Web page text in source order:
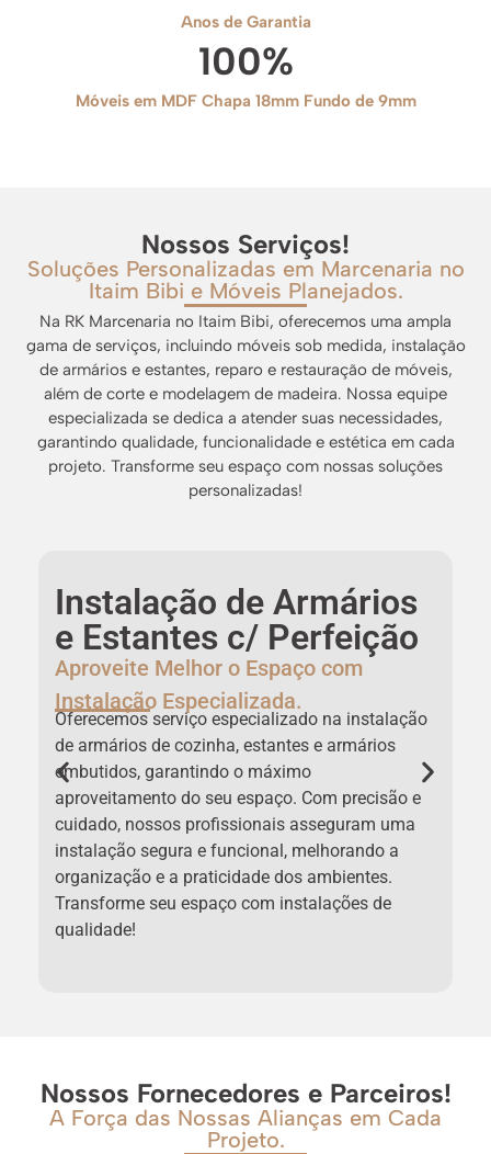
Anos de Garantia
Móveis em MDF Chapa 18mm Fundo de 9mm
100%
Nossos Serviços!
Soluções Personalizadas em Marcenaria no
Itaim Bibi e Móveis Planejados.
Na RK Marcenaria no Itaim Bibi, oferecemos uma ampla
gama de serviços, incluindo móveis sob medida, instalação
de armários e estantes, reparo e restauração de móveis,
além de corte e modelagem de madeira. Nossa equipe
especializada se dedica a atender suas necessidades,
garantindo qualidade, funcionalidade e estética em cada
projeto. Transforme seu espaço com nossas soluções
personalizadas!
Instalação de Armários
e Estantes c/ Perfeição
Aproveite Melhor o Espaço com
Instalação Especializada.
Oferecemos serviço especializado na instalação
de armários de cozinha, estantes e armários
embutidos, garantindo o máximo
aproveitamento do seu espaço. Com precisão e
cuidado, nossos profissionais asseguram uma
instalação segura e funcional, melhorando a
organização e a praticidade dos ambientes.
Transforme seu espaço com instalações de
qualidade!
Nossos Fornecedores e Parceiros!
A Força das Nossas Alianças em Cada
Projeto.